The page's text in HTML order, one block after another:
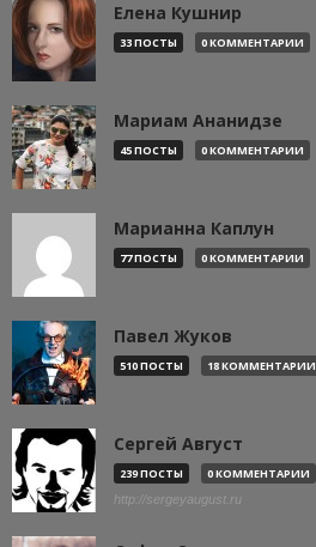
Елена Кушнир
33 ПОСТЫ 0 КОММЕНТАРИИ
Мариам Ананидзе
45 ПОСТЫ 0 КОММЕНТАРИИ
Марианна Каплун
77 ПОСТЫ 0 КОММЕНТАРИИ
Павел Жуков
510 ПОСТЫ 18 КОММЕНТАРИИ
Сергей Август
239 ПОСТЫ 0 КОММЕНТАРИИ
http://sergeyaugust.ru